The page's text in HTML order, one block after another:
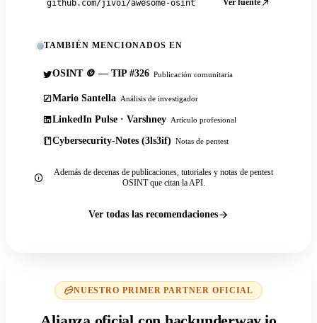
github.com/jivoi/awesome-osint Ver fuente
TAMBIÉN MENCIONADOS EN
OSINT 🪙 — TIP #326 Publicación comunitaria
Mario Santella Análisis de investigador
LinkedIn Pulse · Varshney Artículo profesional
Cybersecurity-Notes (3ls3if) Notas de pentest
Además de decenas de publicaciones, tutoriales y notas de pentest
OSINT que citan la API.
Ver todas las recomendaciones
NUESTRO PRIMER PARTNER OFICIAL